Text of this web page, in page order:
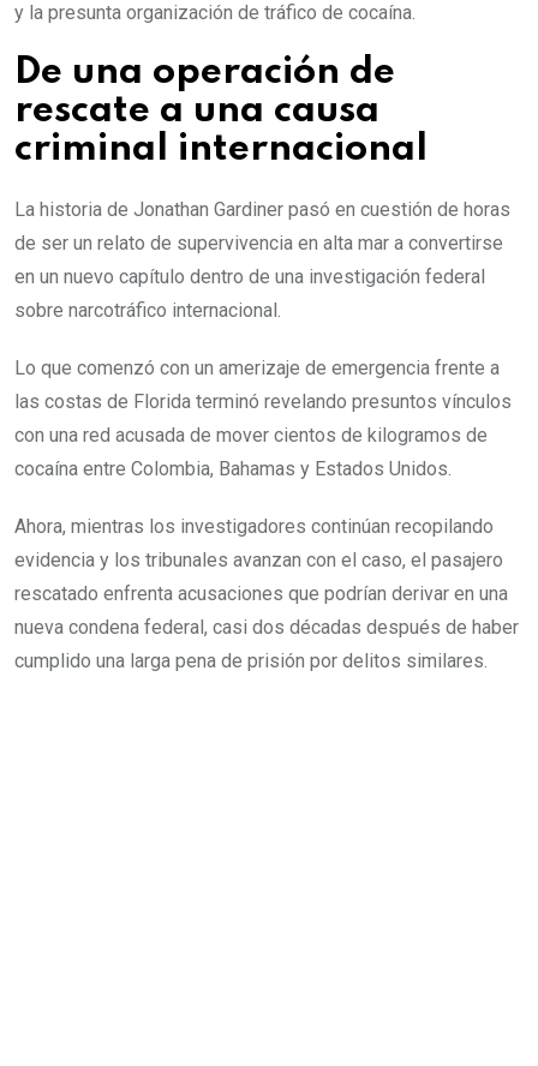
y la presunta organización de tráfico de cocaína.
De una operación de
rescate a una causa
criminal internacional
La historia de Jonathan Gardiner pasó en cuestión de horas
de ser un relato de supervivencia en alta mar a convertirse
en un nuevo capítulo dentro de una investigación federal
sobre narcotráfico internacional.
Lo que comenzó con un amerizaje de emergencia frente a
las costas de Florida terminó revelando presuntos vínculos
con una red acusada de mover cientos de kilogramos de
cocaína entre Colombia, Bahamas y Estados Unidos.
Ahora, mientras los investigadores continúan recopilando
evidencia y los tribunales avanzan con el caso, el pasajero
rescatado enfrenta acusaciones que podrían derivar en una
nueva condena federal, casi dos décadas después de haber
cumplido una larga pena de prisión por delitos similares.